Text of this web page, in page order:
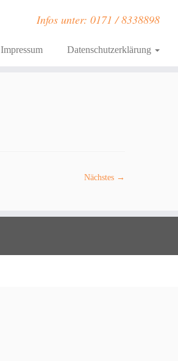
Infos unter: 0171 / 8338898
Impressum Datenschutzerklärung
Nächstes →